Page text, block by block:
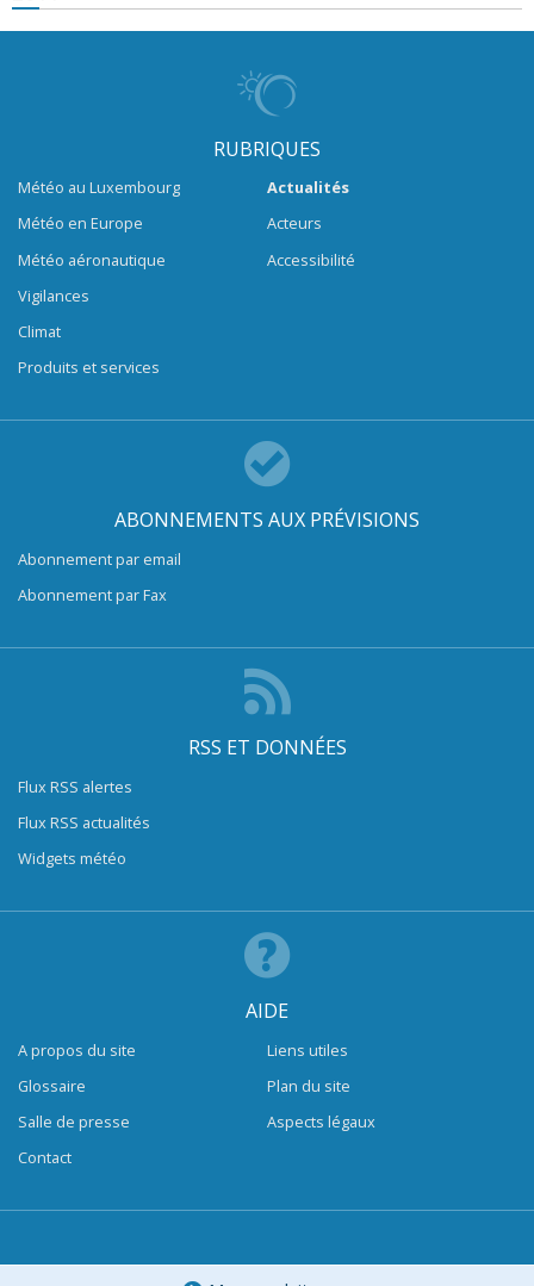
RUBRIQUES
Météo au Luxembourg
Météo en Europe
Météo aéronautique
Vigilances
Climat
Produits et services
Actualités
Acteurs
Accessibilité
ABONNEMENTS AUX PRÉVISIONS
Abonnement par email
Abonnement par Fax
RSS ET DONNÉES
Flux RSS alertes
Flux RSS actualités
Widgets météo
AIDE
A propos du site
Glossaire
Salle de presse
Contact
Liens utiles
Plan du site
Aspects légaux